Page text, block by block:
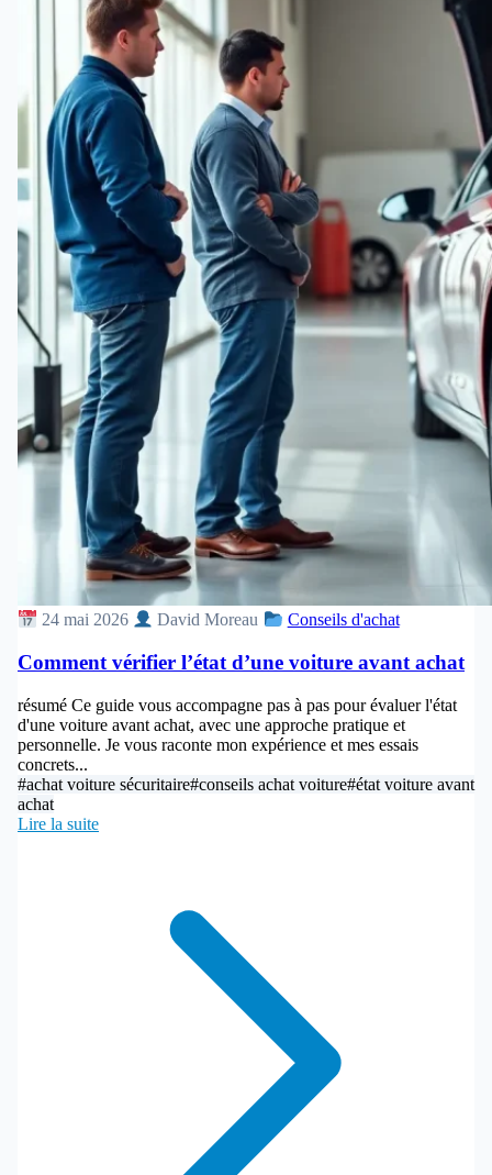
24 mai 2026 David Moreau Conseils d'achat
Comment vérifier l’état d’une voiture avant achat
résumé Ce guide vous accompagne pas à pas pour évaluer l'état
d'une voiture avant achat, avec une approche pratique et
personnelle. Je vous raconte mon expérience et mes essais
concrets...
#achat voiture sécuritaire#conseils achat voiture#état voiture avant
achat
Lire la suite